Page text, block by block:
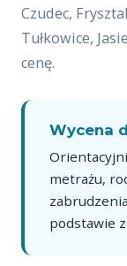
Czudec,
Tułkowice,
cenę.
Wycena
metrażu,
podstawie